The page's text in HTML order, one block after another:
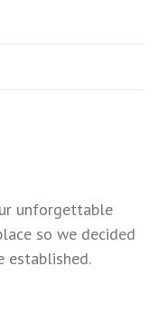
unforgettable
so we decided
established.